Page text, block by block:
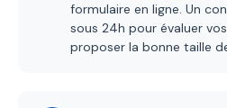
formulaire en ligne. Un
sous 24h pour évaluer
proposer la bonne taille